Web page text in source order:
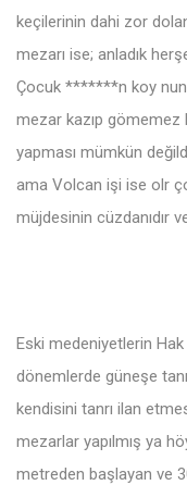
keçilerinin dahi zor
mezarı ise; anladık
Çocuk *******n koy
mezar kazıp gömemez
yapması mümkün
ama Volcan işi ise olr
müjdesinin cüzdanıdır
Eski medeniyetlerin Hak
dönemlerde güneşe
kendisini tanrı ilan
mezarlar yapılmış ya
metreden başlayan ve